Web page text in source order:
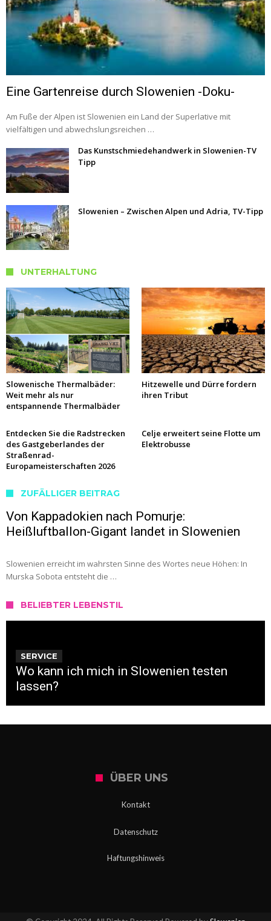
Eine Gartenreise durch Slowenien -Doku-
Am Fuße der Alpen ist Slowenien ein Land der Superlative mit
vielfältigen und abwechslungsreichen …
Das Kunstschmiedehandwerk in Slowenien-TV
Tipp
Slowenien – Zwischen Alpen und Adria, TV-Tipp
UNTERHALTUNG
Slowenische Thermalbäder:
Weit mehr als nur
entspannende Thermalbäder
Hitzewelle und Dürre fordern
ihren Tribut
Entdecken Sie die Radstrecken
des Gastgeberlandes der
Straßenrad-
Europameisterschaften 2026
Celje erweitert seine Flotte um
Elektrobusse
ZUFÄLLIGER BEITRAG
Von Kappadokien nach Pomurje:
Heißluftballon-Gigant landet in Slowenien
Slowenien erreicht im wahrsten Sinne des Wortes neue Höhen: In
Murska Sobota entsteht die …
BELIEBTER LEBENSTIL
SERVICE
Wo kann ich mich in Slowenien testen
lassen?
ÜBER UNS
Kontakt
Datenschutz
Haftungshinweis